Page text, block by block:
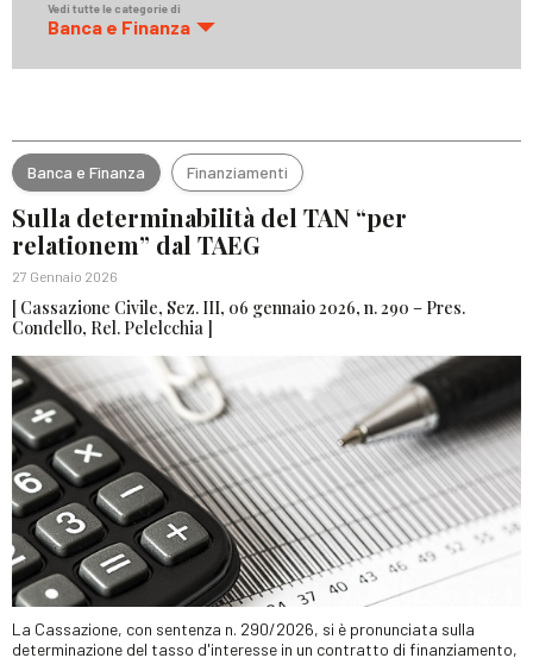
Vedi tutte le categorie di
Banca e Finanza
Banca e Finanza Finanziamenti
Sulla determinabilità del TAN “per
relationem” dal TAEG
27 Gennaio 2026
[ Cassazione Civile, Sez. III, 06 gennaio 2026, n. 290 – Pres.
Condello, Rel. Pelelcchia ]
La Cassazione, con sentenza n. 290/2026, si è pronunciata sulla
determinazione del tasso d'interesse in un contratto di finanziamento,